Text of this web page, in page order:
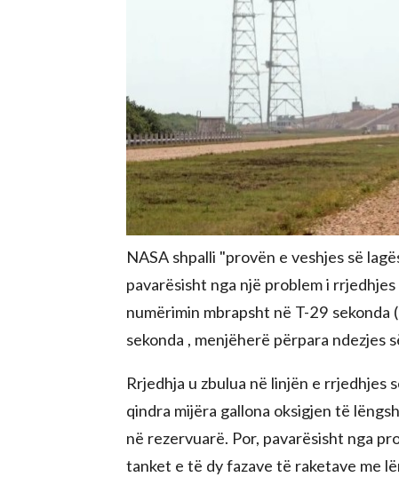
NASA shpalli "provën e veshjes së
pavarësisht nga një problem i
numërimin mbrapsht në T-29
sekonda , menjëherë përpara ndezjes
Rrjedhja u zbulua në linjën e
qindra mijëra gallona oksigjen të
në rezervuarë. Por, pavarësisht nga
tanket e të dy fazave të raketave me